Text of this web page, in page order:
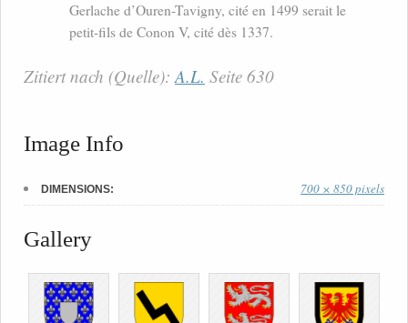
Gerlache d’Ouren-Tavigny, cité en 1499 serait le
petit-fils de Conon V, cité dès 1337.
Zitiert nach (Quelle):A.L. Seite 630
Image Info
DIMENSIONS: 700 × 850 pixels
Gallery